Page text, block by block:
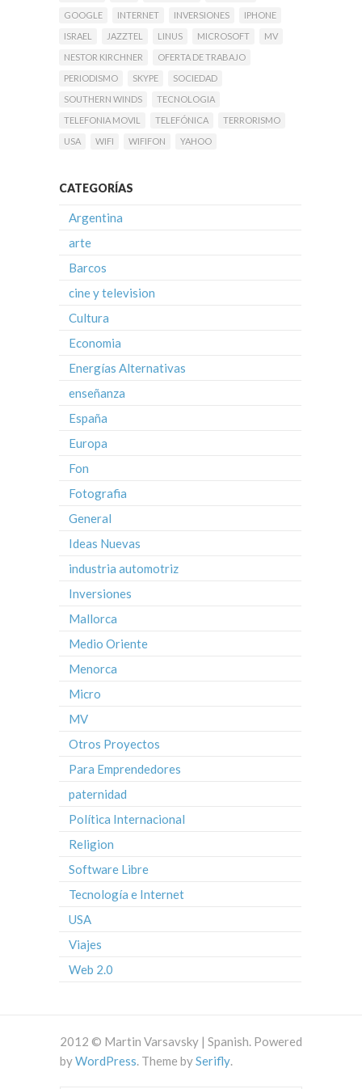
GOOGLE
INTERNET INVERSIONES
IPHONE
ISRAEL
JAZZTEL LINUS MICROSOFT
MV
NESTOR KIRCHNER
OFERTA DE TRABAJO
PERIODISMO
SKYPE
SOCIEDAD
SOUTHERN WINDS
TECNOLOGIA
TELEFONIA MOVIL
TELEFÓNICA
TERRORISMO
USA
WIFI WIFIFON YAHOO
CATEGORÍAS
Argentina
arte
Barcos
cine y television
Cultura
Economia
Energías Alternativas
enseñanza
España
Europa
Fon
Fotografia
General
Ideas Nuevas
industria automotriz
Inversiones
Mallorca
Medio Oriente
Menorca
Micro
MV
Otros Proyectos
Para Emprendedores
paternidad
Política Internacional
Religion
Software Libre
Tecnología e Internet
USA
Viajes
Web 2.0
2012 © Martin Varsavsky | Spanish. Powered
byWordPress. Theme bySerifly.